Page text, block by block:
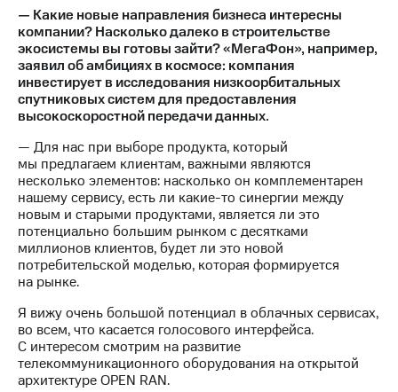
— Какие новые направления бизнеса интересны
компании? Насколько далеко в строительстве
экосистемы вы готовы зайти? «МегаФон», например,
заявил об амбициях в космосе: компания
инвестирует в исследования низкоорбитальных
спутниковых систем для предоставления
высокоскоростной передачи данных.
— Для нас при выборе продукта, который
мы предлагаем клиентам, важными являются
несколько элементов: насколько он комплементарен
нашему сервису, есть ли какие-то синергии между
новым и старыми продуктами, является ли это
потенциально большим рынком с десятками
миллионов клиентов, будет ли это новой
потребительской моделью, которая формируется
на рынке.
Я вижу очень большой потенциал в облачных сервисах,
во всем, что касается голосового интерфейса.
С интересом смотрим на развитие
телекоммуникационного оборудования на открытой
архитектуре OPEN RAN.